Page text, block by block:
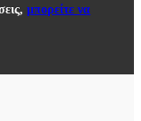
μπορείτε να